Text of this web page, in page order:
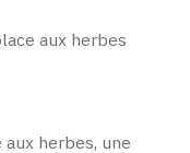
aux herbes
herbes, une